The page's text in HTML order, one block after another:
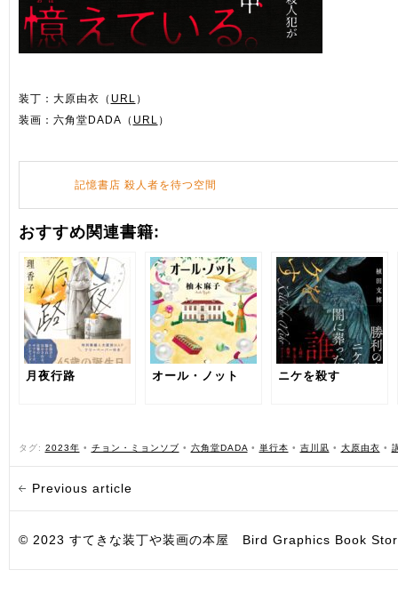
装丁：大原由衣（ URL ）
装画：六角堂DADA（ URL ）
記憶書店 殺人者を待つ空間
おすすめ関連書籍:
月夜行路 オール・ノット ニケを殺す
タグ: 2023年 • チョン・ミョンソブ • 六角堂DADA • 単行本 • 吉川凪 • 大原由衣 •
Previous article
© 2023 すてきな装丁や装画の本屋 Bird Graphics Book